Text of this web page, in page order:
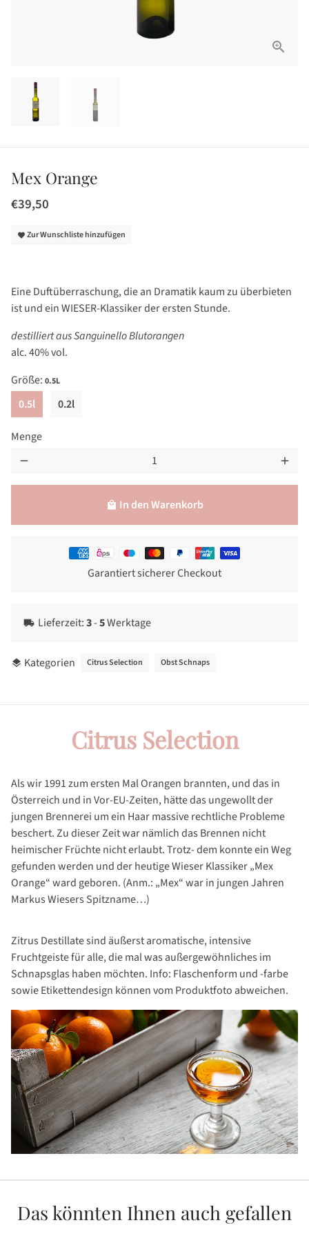
Mex Orange
€39,50
favorite Zur Wunschliste hinzufügen
Eine Duftüberraschung, die an Dramatik kaum zu überbieten
ist und ein WIESER-Klassiker der ersten Stunde.
destilliert aus Sanguinello Blutorangen
alc. 40% vol.
Größe: 0.5L
0.5l 0.2l
Menge
remove add
local_mall In den Warenkorb
Garantiert sicherer Checkout
Zahlungsmethoden
local_shipping Lieferzeit:3-5Werktage
layers Kategorien Citrus Selection Obst Schnaps
Citrus Selection
Als wir 1991 zum ersten Mal Orangen brannten, und das in
Österreich und in Vor-EU-Zeiten, hätte das ungewollt der
jungen Brennerei um ein Haar massive rechtliche Probleme
beschert. Zu dieser Zeit war nämlich das Brennen nicht
heimischer Früchte nicht erlaubt. Trotz- dem konnte ein Weg
gefunden werden und der heutige Wieser Klassiker „Mex
Orange“ ward geboren. (Anm.: „Mex“ war in jungen Jahren
Markus Wiesers Spitzname…)
Zitrus Destillate sind äußerst aromatische, intensive
Fruchtgeiste für alle, die mal was außergewöhnliches im
Schnapsglas haben möchten. Info: Flaschenform und -farbe
sowie Etikettendesign können vom Produktfoto abweichen.
Das könnten Ihnen auch gefallen